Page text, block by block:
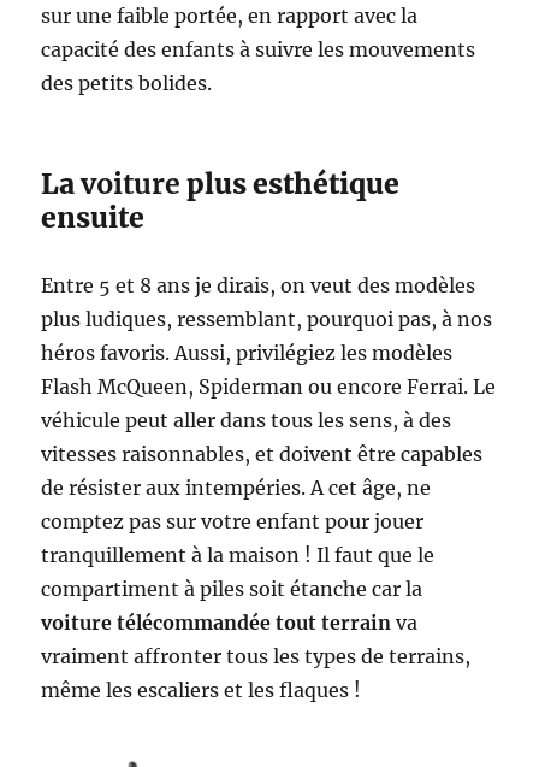
sur une faible portée, en rapport avec la
capacité des enfants à suivre les mouvements
des petits bolides.
Lavoiture plus esthétique
ensuite
Entre 5 et 8 ans je dirais, on veut des modèles
plus ludiques, ressemblant, pourquoi pas, à nos
héros favoris. Aussi, privilégiez les modèles
Flash McQueen, Spiderman ou encore Ferrai. Le
véhicule peut aller dans tous les sens, à des
vitesses raisonnables, et doivent être capables
de résister aux intempéries. A cet âge, ne
comptez pas sur votre enfant pour jouer
tranquillement à la maison ! Il faut que le
compartiment à piles soit étanche car la
voiture télécommandée tout terrainva
vraiment affronter tous les types de terrains,
même les escaliers et les flaques !